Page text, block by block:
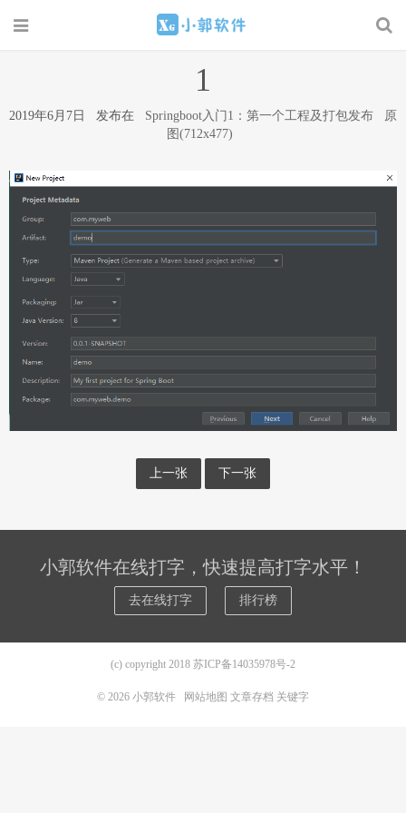
1
2019年6月7日 发布在 Springboot入门1：第一个工程及打包发布
原
图(712x477)
上一张 下一张
小郭软件在线打字，快速提高打字水平！
去在线打字 排行榜
(c) copyright 2018 苏ICP备14035978号-2
© 2026 小郭软件 网站地图 文章存档 关键字